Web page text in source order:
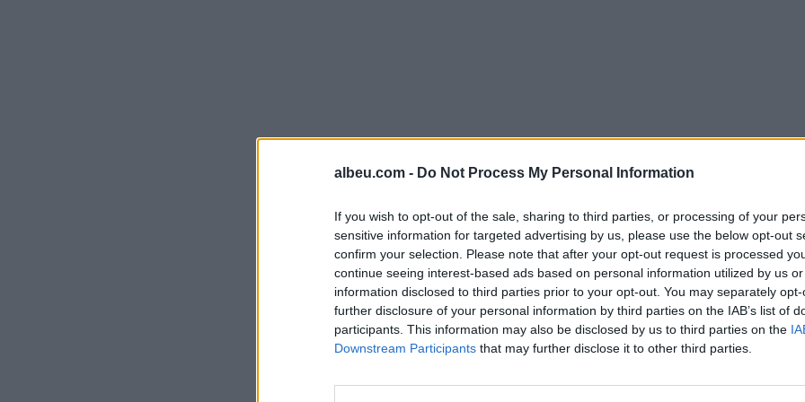
albeu.com - Do Not Process My Personal Information
If you wish to opt-out of the sale, sharing to third parties, or processing of your
sensitive information for targeted advertising by us, please use the below opt-out
confirm your selection. Please note that after your opt-out request is processed
continue seeing interest-based ads based on personal information utilized by us
information disclosed to third parties prior to your opt-out. You may separately
further disclosure of your personal information by third parties on the IAB’s list of
participants. This information may also be disclosed by us to third parties on the
Downstream Participants that may further disclose it to other third parties.